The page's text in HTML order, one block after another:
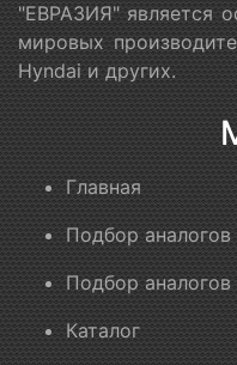
"ЕВРАЗИЯ" является
мировых
Hyndai и других.
Главная
Подбор аналогов
Подбор
Каталог